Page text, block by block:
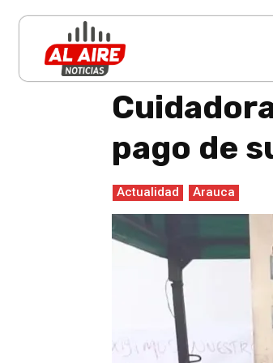
Inicio
pago de
Actualidad Arauca